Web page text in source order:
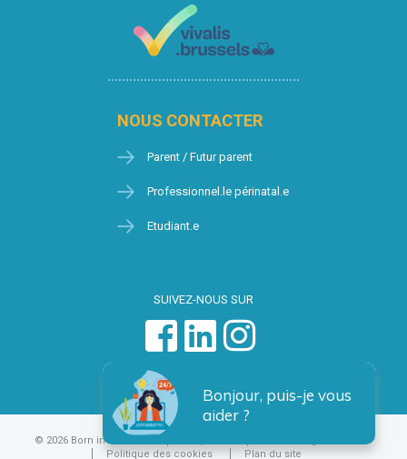
NOUS CONTACTER
Parent / Futur parent
Professionnel.le périnatal.e
Etudiant.e
SUIVEZ-NOUS SUR
Bonjour, puis-je vous
aider ?
© 2026 Born in Brussels
Politique des cookies
Plan du site